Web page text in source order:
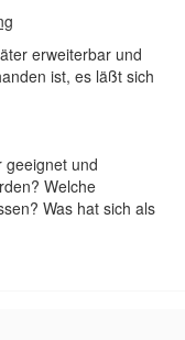
erweiterbar und
ist, es läßt sich
geeignet und
Welche
Was hat sich als